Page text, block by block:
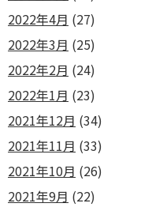
2022年4月 (27)
2022年3月 (25)
2022年2月 (24)
2022年1月 (23)
2021年12月 (34)
2021年11月 (33)
2021年10月 (26)
2021年9月 (22)